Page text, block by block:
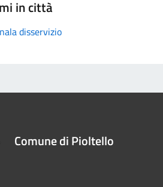
in città
disservizio
Comune di Pioltello